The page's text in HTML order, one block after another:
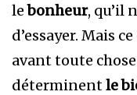
lebonheur, qu’il
d’essayer. Mais
avant toute chose
déterminentle